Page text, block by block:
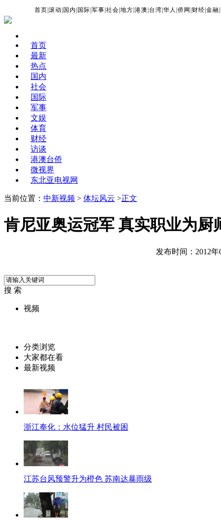
首页 |滚动 国内 国际 |军事 |社会 |地方 |港澳 台湾 |华人 |侨网 财经 |金融 |
首页
最新
热点
国内
社会
国际
军事
文娱
体育
财经
访谈
港澳台侨
微视界
东北亚电视网
当前位置： 中新视频 > 体坛风云 >正文
肯尼亚奥运冠军 真实职业为厨
发布时间：2012年
搜 索
视频
分类浏览
大家都在看
最新视频
浙江奉化：水位猛升 村民被困
江苏台风预警升为橙色 苏南达暴雨级